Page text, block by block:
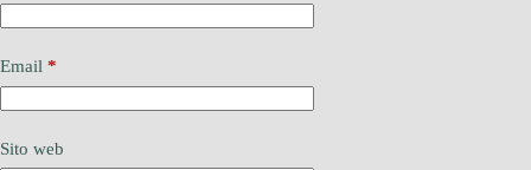
Email *
Sito web